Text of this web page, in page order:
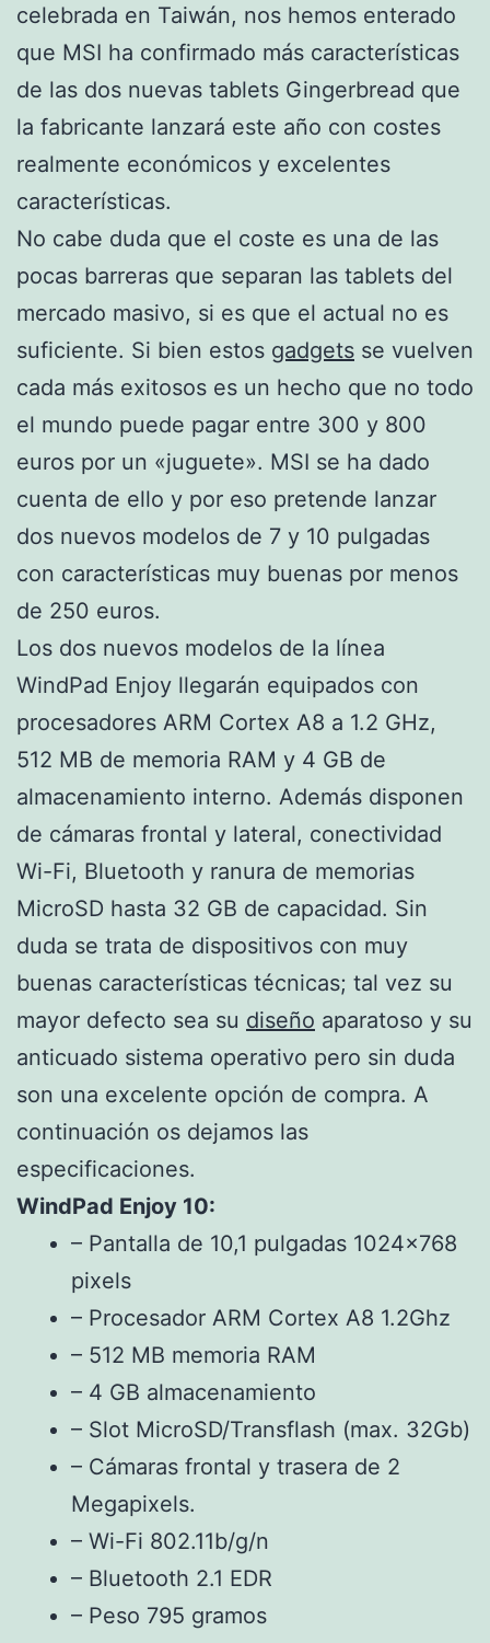
celebrada en Taiwán, nos hemos enterado
que MSI ha confirmado más características
de las dos nuevas tablets Gingerbread que
la fabricante lanzará este año con costes
realmente económicos y excelentes
características.
No cabe duda que el coste es una de las
pocas barreras que separan las tablets del
mercado masivo, si es que el actual no es
suficiente. Si bien estos gadgets se vuelven
cada más exitosos es un hecho que no todo
el mundo puede pagar entre 300 y 800
euros por un «juguete». MSI se ha dado
cuenta de ello y por eso pretende lanzar
dos nuevos modelos de 7 y 10 pulgadas
con características muy buenas por menos
de 250 euros.
Los dos nuevos modelos de la línea
WindPad Enjoy llegarán equipados con
procesadores ARM Cortex A8 a 1.2 GHz,
512 MB de memoria RAM y 4 GB de
almacenamiento interno. Además disponen
de cámaras frontal y lateral, conectividad
Wi-Fi, Bluetooth y ranura de memorias
MicroSD hasta 32 GB de capacidad. Sin
duda se trata de dispositivos con muy
buenas características técnicas; tal vez su
mayor defecto sea su diseño aparatoso y su
anticuado sistema operativo pero sin duda
son una excelente opción de compra. A
continuación os dejamos las
especificaciones.
WindPad Enjoy 10:
– Pantalla de 10,1 pulgadas 1024×768
pixels
– Procesador ARM Cortex A8 1.2Ghz
– 512 MB memoria RAM
– 4 GB almacenamiento
– Slot MicroSD/Transflash (max. 32Gb)
– Cámaras frontal y trasera de 2
Megapixels.
– Wi-Fi 802.11b/g/n
– Bluetooth 2.1 EDR
– Peso 795 gramos